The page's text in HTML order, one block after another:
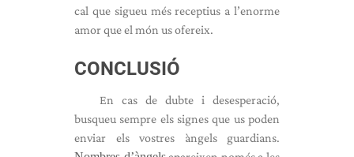
cal que sigueu més receptius a l’enorme
amor que el món us ofereix.
CONCLUSIÓ
En cas de dubte i desesperació,
busqueu sempre els signes que us poden
enviar els vostres àngels guardians.